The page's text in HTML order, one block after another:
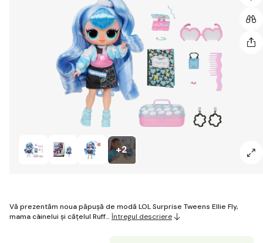
+2
Vă prezentăm noua păpușă de modă LOL Surprise Tweens Ellie Fly,
mama câinelui și cățelul Ruff… Întregul descriere